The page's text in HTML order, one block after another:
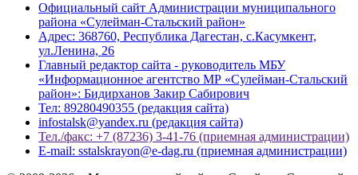
Официальный сайт Администрации муниципального
района «Сулейман-Стальский район»
Адрес: 368760, Республика Дагестан, с.Касумкент,
ул.Ленина, 26
Главный редактор сайта - руководитель МБУ
«Информационное агентство МР «Сулейман-Стальский
район»: Бидирханов Закир Сабирович
Тел: 89280490355 (редакция сайта)
infostalsk@yandex.ru (редакция сайта)
Тел./факс: +7 (87236) 3-41-76 (приемная администрации)
E-mail: sstalskrayon@e-dag.ru (приемная администрации)